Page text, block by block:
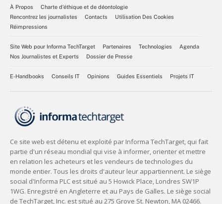
À Propos
Charte d’éthique et de déontologie
Rencontrez les journalistes
Contacts
Utilisation Des Cookies
Réimpressions
Site Web pour Informa TechTarget Partenaires Technologies
Agenda
Nos Journalistes et Experts
Dossier de Presse
E-Handbooks Conseils IT Opinions Guides Essentiels Projets IT